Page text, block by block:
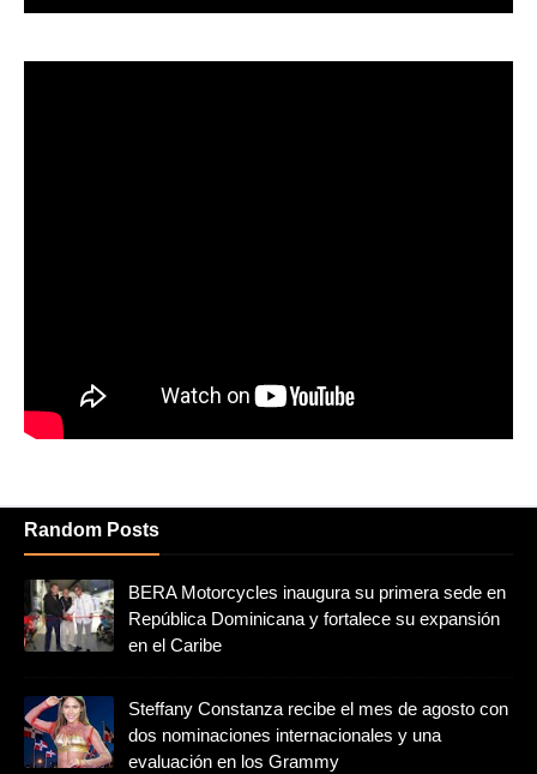
Random Posts
BERA Motorcycles inaugura su primera sede en
República Dominicana y fortalece su expansión
en el Caribe
Steffany Constanza recibe el mes de agosto con
dos nominaciones internacionales y una
evaluación en los Grammy